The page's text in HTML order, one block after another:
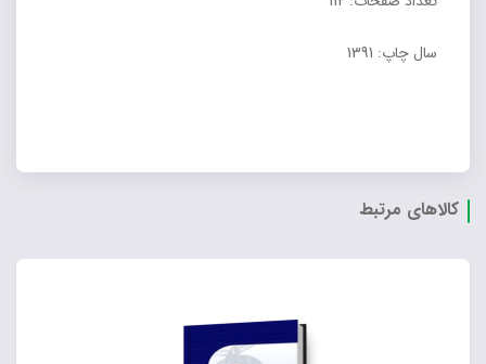
سال چاپ: 1391
کالاهای مرتبط